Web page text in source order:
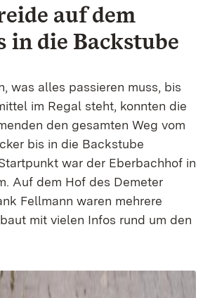
auf dem
in die Backstube
was alles passieren muss, bis
im Regal steht, konnten die
den gesamten Weg vom
bis in die Backstube
war der Eberbachhof in
Auf dem Hof des Demeter
Fellmann waren mehrere
mit vielen Infos rund um den